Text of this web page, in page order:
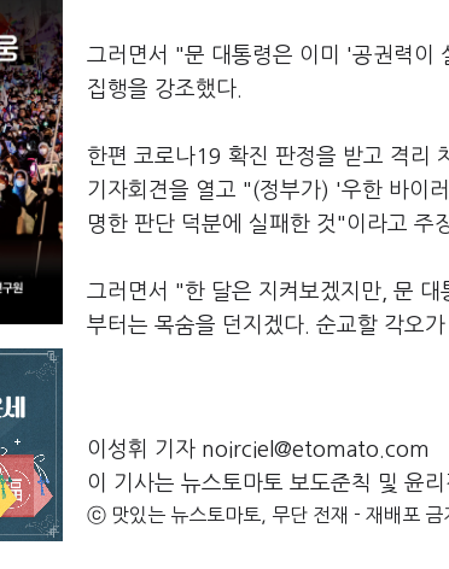
그러면서 "문 대통령은 이미 '공권력이
집행을 강조했다.
한편 코로나19 확진 판정을 받고 격리
기자회견을 열고 "(정부가) '우한 바이
명한 판단 덕분에 실패한 것"이라고 주
그러면서 "한 달은 지켜보겠지만, 문
부터는 목숨을 던지겠다. 순교할 각오
이성휘 기자 noirciel@etomato.com
이 기사는 뉴스토마토 보도준칙 및 윤
ⓒ 맛있는 뉴스토마토, 무단 전재 - 재배포 금